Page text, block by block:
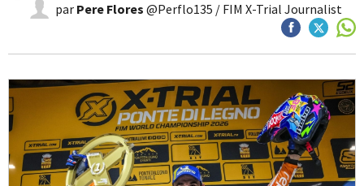
par Pere Flores @Perflo135 / FIM X-Trial Journalist